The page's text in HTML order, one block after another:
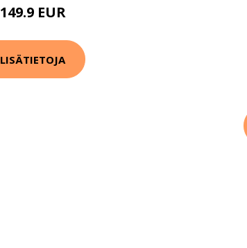
149.9 EUR
LISÄTIETOJA